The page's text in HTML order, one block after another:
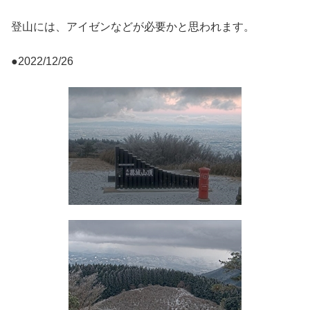
登山には、アイゼンなどが必要かと思われます。
●2022/12/26